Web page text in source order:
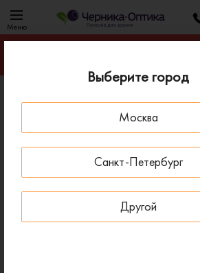
Выберите город
Москва
Санкт-Петербург
Другой
Меню
Гарантируем лучшую цену на
Главная
Солнцезащитные очки
Солнцезащитные очки Revlon 5258
ПОД ЗАКАЗ